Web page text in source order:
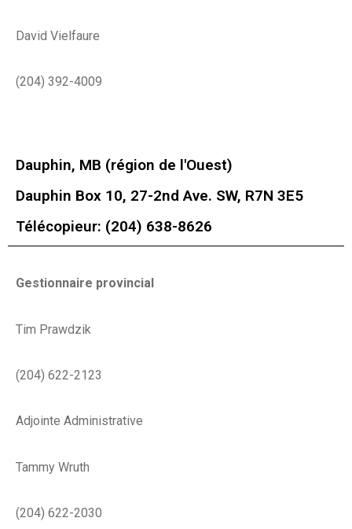
David Vielfaure
(204) 392-4009
Dauphin, MB (région de l'Ouest)
Dauphin Box 10, 27-2nd Ave. SW, R7N 3E5
Télécopieur: (204) 638-8626
Gestionnaire provincial
Tim Prawdzik
(204) 622-2123
Adjointe Administrative
Tammy Wruth
(204) 622-2030